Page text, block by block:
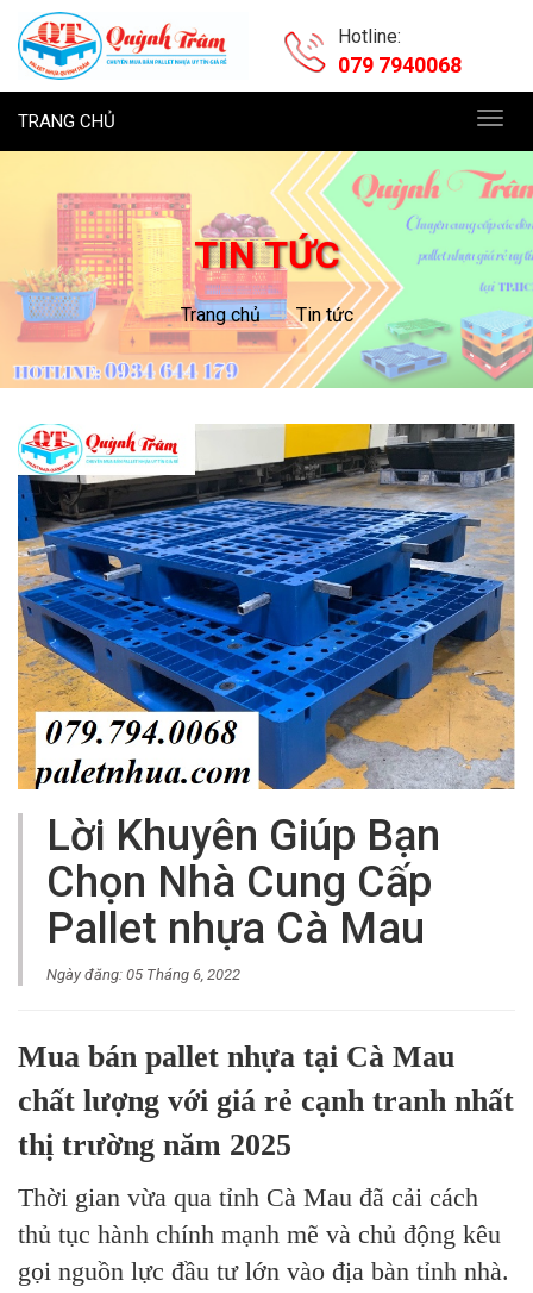
Hotline:
079 7940068
TRANG CHỦ
TIN TỨC
Trang chủ Tin tức
Lời Khuyên Giúp Bạn
Chọn Nhà Cung Cấp
Pallet nhựa Cà Mau
Ngày đăng: 05 Tháng 6, 2022
Mua bán pallet nhựa tại Cà Mau
chất lượng với giá rẻ cạnh tranh nhất
thị trường năm 2025
Thời gian vừa qua tỉnh Cà Mau đã cải cách
thủ tục hành chính mạnh mẽ và chủ động kêu
gọi nguồn lực đầu tư lớn vào địa bàn tỉnh nhà.